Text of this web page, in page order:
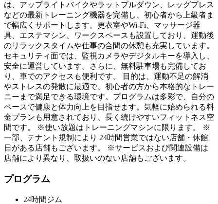
は、アップライトバイクやラットプルダウン、レッグプレス
などの最新トレーニング機器を完備し、初心者から上級者ま
で幅広くサポートします。更衣室やWi-Fi、マッサージ器
具、エステマシン、ワークスペースも設置しており、運動後
のリラックスタイムや仕事の合間の休憩も充実しています。
セキュリティ面では、監視カメラやデジタルキーを導入し、
安全に運営しています。さらに、無料駐車場も完備してお
り、車でのアクセスも便利です。 目的は、運動不足の解消
やストレスの発散に最適で、初心者の方から本格的なトレー
ニーまで満足できる環境です。プログラムは多彩で、自分の
ペースで健康と体力向上を目指せます。気軽に始められる料
金プランも用意されており、長く続けやすいフィットネス空
間です。 ※使い放題はトレーニングマシンに限ります。 ※
一部、テナント規制により 24時間営業ではない店舗・休館
日がある店舗もございます。 ※サービスおよび関連設備は
店舗により異なり、取扱いのない店舗もございます。
プログラム
24時間ジム